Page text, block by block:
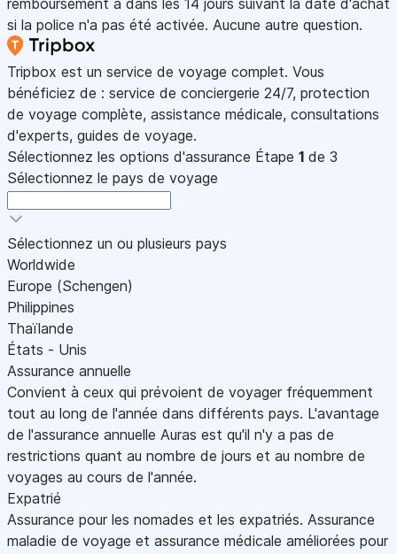
remboursement à dans les 14 jours suivant la date d'achat
si la police n'a pas été activée. Aucune autre question.
Tripbox est un service de voyage complet. Vous
bénéficiez de : service de conciergerie 24/7, protection
de voyage complète, assistance médicale, consultations
d'experts, guides de voyage.
Sélectionnez les options d'assurance Étape 1 de 3
Sélectionnez le pays de voyage
Sélectionnez un ou plusieurs pays
Worldwide
Europe (Schengen)
Philippines
Thaïlande
États - Unis
Assurance annuelle
Convient à ceux qui prévoient de voyager fréquemment
tout au long de l'année dans différents pays. L'avantage
de l'assurance annuelle Auras est qu'il n'y a pas de
restrictions quant au nombre de jours et au nombre de
voyages au cours de l'année.
Expatrié
Assurance pour les nomades et les expatriés. Assurance
maladie de voyage et assurance médicale améliorées pour